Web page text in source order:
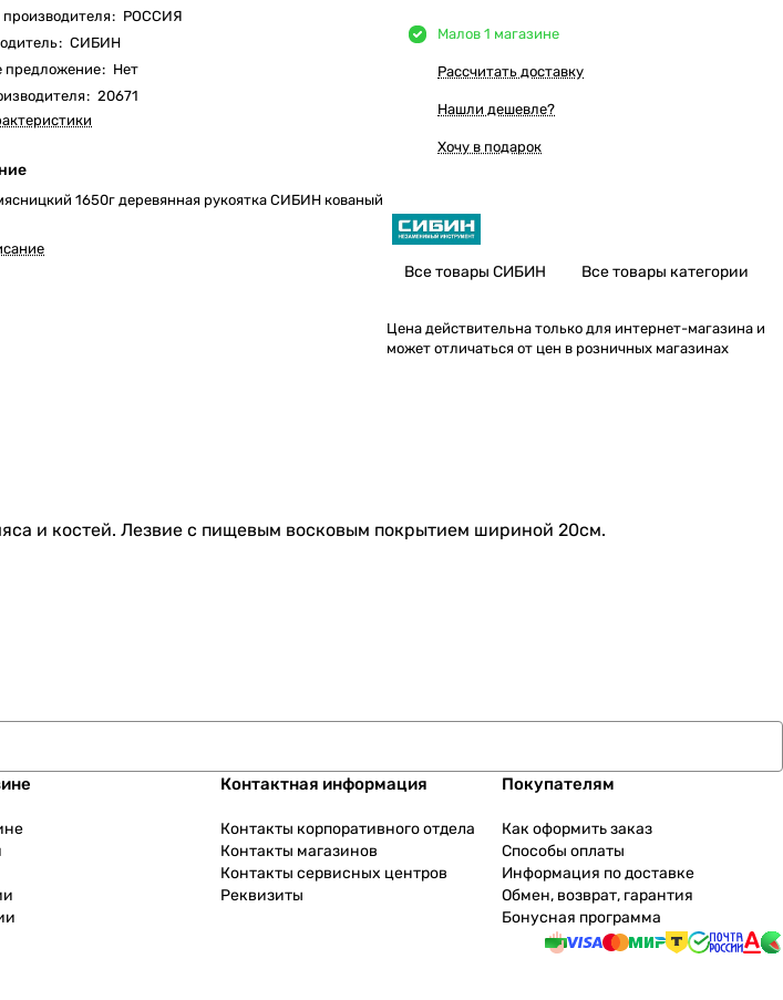
: РОССИЯ
: СИБИН
предложение: Нет
: 20671
1650г деревянная рукоятка СИБИН кованый
Малов 1 магазине
Рассчитать доставку
Нашли дешевле?
Хочу в подарок
Все товары СИБИН Все товары категории
Цена действительна только для интернет-магазина и
может отличаться от цен в розничных магазинах
и костей. Лезвие с пищевым восковым покрытием шириной 20см.
Контактная информация
Контакты корпоративного отдела
Контакты магазинов
Контакты сервисных центров
Реквизиты
Покупателям
Как оформить заказ
Способы оплаты
Информация по доставке
Обмен, возврат, гарантия
Бонусная программа